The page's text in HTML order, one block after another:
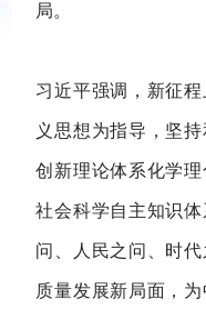
局。
习近平强调，新征
义思想为指导，坚
创新理论体系化学
社会科学自主知识
问、人民之问、时
质量发展新局面，